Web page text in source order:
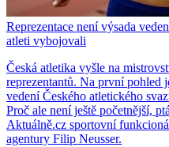
Reprezentace není výsada
atleti vybojovali
Česká atletika vyšle na
reprezentantů. Na první pohled
vedení Českého atletického
Proč ale není ještě početnější,
Aktuálně.cz sportovní
agentury Filip Neusser.